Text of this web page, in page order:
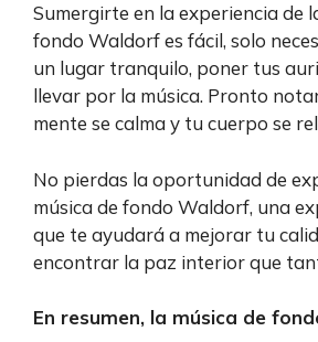
Sumergirte en la experiencia de
fondo Waldorf es fácil, solo
un lugar tranquilo, poner tus
llevar por la música. Pronto
mente se calma y tu cuerpo se
No pierdas la oportunidad de
música de fondo Waldorf, una
que te ayudará a mejorar tu
encontrar la paz interior que
En resumen, la música de